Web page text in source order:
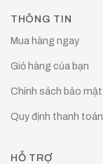
THÔNG TIN
Mua hàng ngay
Giỏ hàng của bạn
Chính sách bảo mật
Quy định thanh toán
HỖ TRỢ